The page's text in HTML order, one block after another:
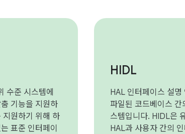
수준 시스템에
기능을 지원하
지원하기 위해 하
표준 인터페이
HIDL
HAL 인터페이스 설
파일된 코드베이스 간
스템입니다. HIDL은
HAL과 사용자 간의